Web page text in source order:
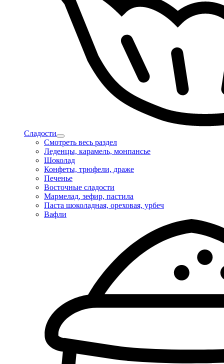
Сладости
Смотреть весь раздел
Леденцы, карамель, монпансье
Шоколад
Конфеты, трюфели, драже
Печенье
Восточные сладости
Мармелад, зефир, пастила
Паста шоколадная, ореховая, урбеч
Вафли